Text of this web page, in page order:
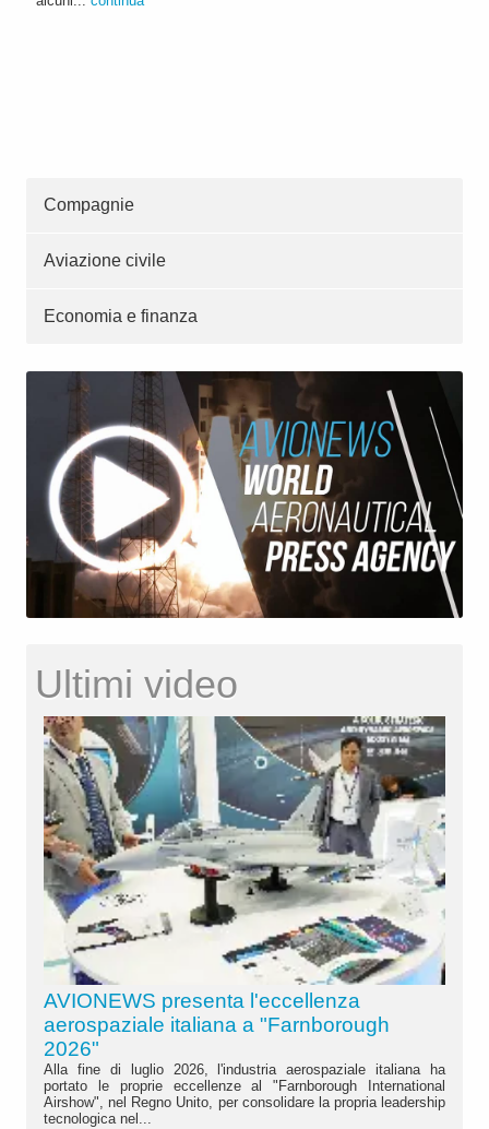
Compagnie
Aviazione civile
Economia e finanza
Ultimi video
AVIONEWS presenta l'eccellenza
aerospaziale italiana a "Farnborough
2026"
Alla fine di luglio 2026, l'industria aerospaziale italiana ha
portato le proprie eccellenze al "Farnborough International
Airshow", nel Regno Unito, per consolidare la propria leadership
tecnologica nel...